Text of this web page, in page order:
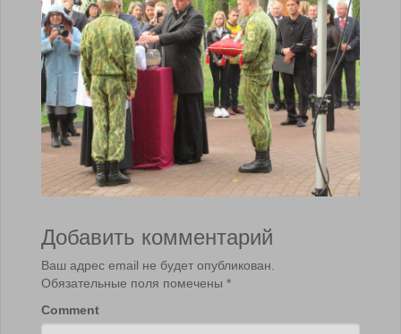
Добавить комментарий
Ваш адрес email не будет опубликован.
Обязательные поля помечены *
Comment